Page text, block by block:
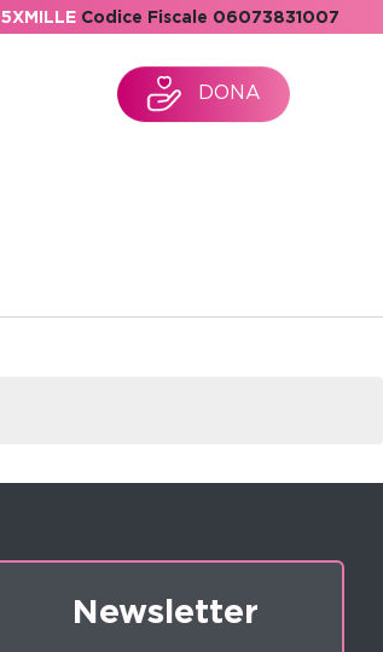
5XMILLE Codice Fiscale 06073831007
DONA
Newsletter